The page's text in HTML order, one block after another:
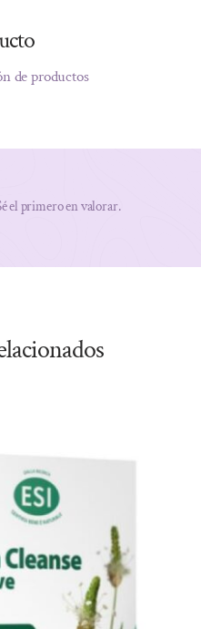
de productos
el primero en valorar.